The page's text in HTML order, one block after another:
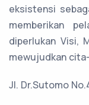
eksistensi
memberikan
diperlukan Visi,
mewujudkan
Jl. Dr.Sutomo